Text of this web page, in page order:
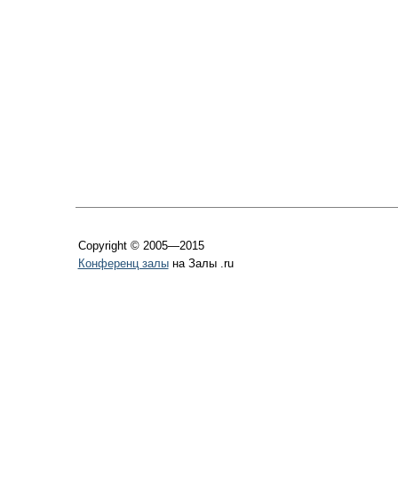
Copyright © 2005—2015
Конференц залына Залы .ru